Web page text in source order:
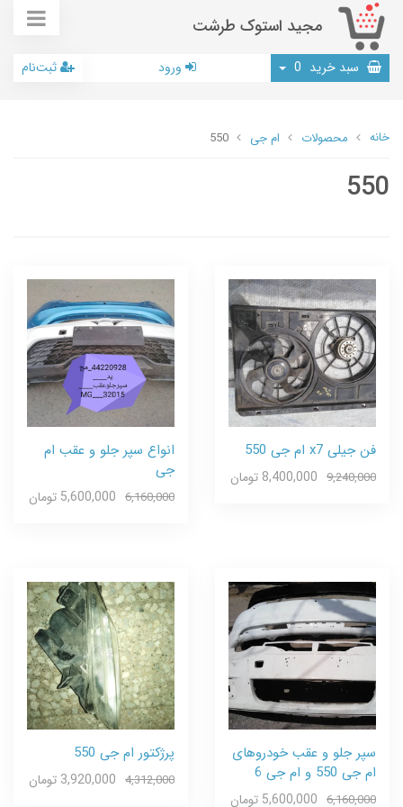
مجید استوک طرشت
سبد خرید 0 ورود ثبت‌نام
خانه محصولات ام جی 550
550
فن جیلی x7 ام جی 550
9,240,000 8,400,000 تومان
انواع سپر جلو و عقب ام
جی
6,160,000 5,600,000 تومان
سپر جلو و عقب خودروهای
ام جی 550 و ام جی 6
6,160,000 5,600,000 تومان
پرژکتور ام جی 550
4,312,000 3,920,000 تومان